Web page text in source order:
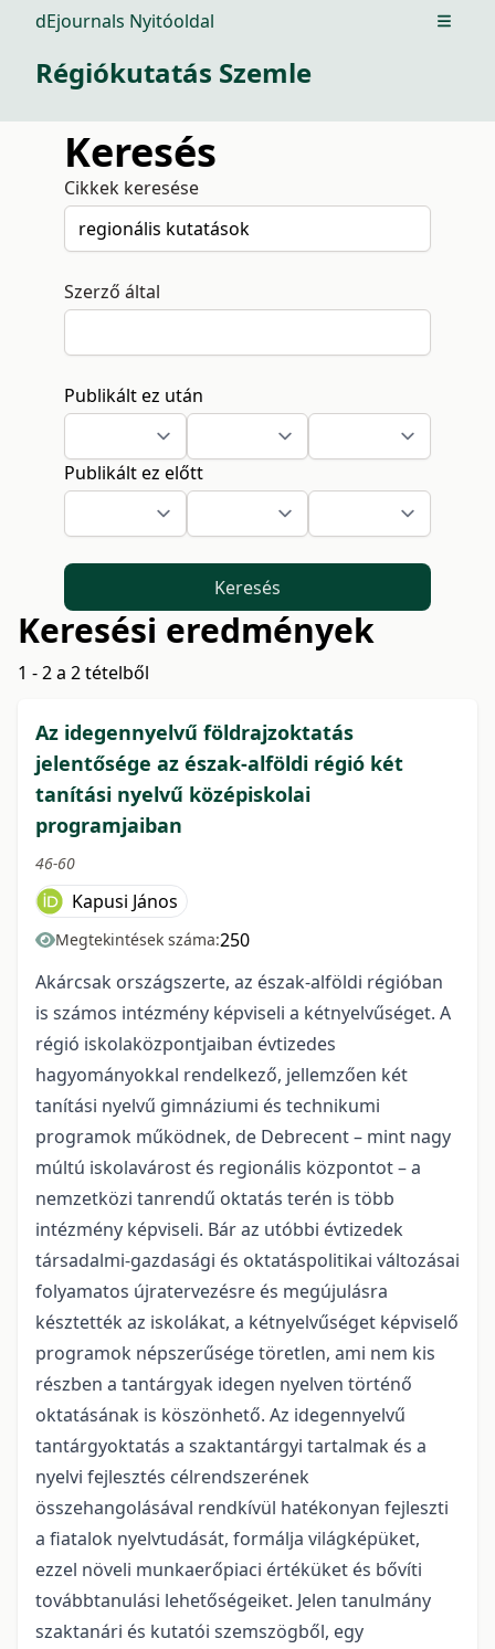
dEjournals Nyitóoldal Open
Régiókutatás Szemle
Keresés
Cikkek keresése
Szerző által
Publikált ez után
Publikált ez előtt
Keresés
Keresési eredmények
1 - 2 a 2 tételből
Az idegennyelvű földrajzoktatás
jelentősége az észak-alföldi régió két
tanítási nyelvű középiskolai
programjaiban
46-60
Kapusi János
Megtekintések száma:250
Akárcsak országszerte, az észak-alföldi régióban
is számos intézmény képviseli a kétnyelvűséget. A
régió iskolaközpontjaiban évtizedes
hagyományokkal rendelkező, jellemzően két
tanítási nyelvű gimnáziumi és technikumi
programok működnek, de Debrecent – mint nagy
múltú iskolavárost és regionális központot – a
nemzetközi tanrendű oktatás terén is több
intézmény képviseli. Bár az utóbbi évtizedek
társadalmi-gazdasági és oktatáspolitikai változásai
folyamatos újratervezésre és megújulásra
késztették az iskolákat, a kétnyelvűséget képviselő
programok népszerűsége töretlen, ami nem kis
részben a tantárgyak idegen nyelven történő
oktatásának is köszönhető. Az idegennyelvű
tantárgyoktatás a szaktantárgyi tartalmak és a
nyelvi fejlesztés célrendszerének
összehangolásával rendkívül hatékonyan fejleszti
a fiatalok nyelvtudását, formálja világképüket,
ezzel növeli munkaerőpiaci értéküket és bővíti
továbbtanulási lehetőségeiket. Jelen tanulmány
szaktanári és kutatói szemszögből, egy